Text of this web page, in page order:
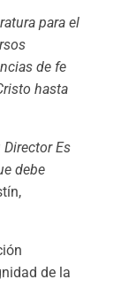
para el
de fe
hasta
Director Es
debe
de la